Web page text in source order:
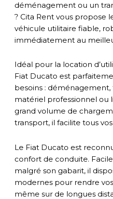
déménagement ou un
? Cita Rent vous propose
véhicule utilitaire fiable,
immédiatement au
Idéal pour la location
Fiat Ducato est
besoins :
matériel professionnel ou
grand volume de
transport, il facilite tous
Le Fiat Ducato est
confort de conduite.
malgré son gabarit, il
modernes pour rendre
même sur de longues